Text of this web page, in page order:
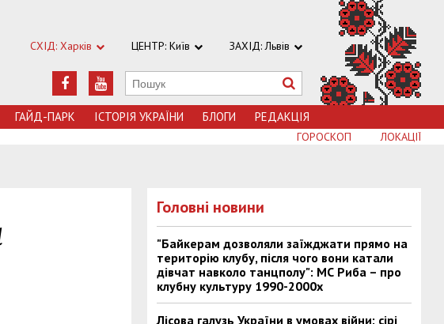
СХІД: Харків ЦЕНТР: Київ ЗАХІД: Львів
ГАЙД-ПАРК ІСТОРІЯ УКРАЇНИ БЛОГИ РЕДАКЦІЯ
ЛОКАЦІЇ
ГОРОСКОП
Головні новини
"Байкерам дозволяли заїжджати прямо на
територію клубу, після чого вони катали
дівчат навколо танцполу": МС Риба – про
клубну культуру 1990-2000х
Лісова галузь України в умовах війни: сірі